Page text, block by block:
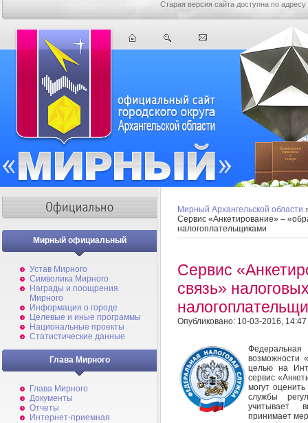
Старая версия сайта доступна по адресу
Мирный официальный
Устав Мирного
Символика Мирного
Награды и поощрения
Мирного
Информация о городе
Целевые и иные программы
Национальные проекты
Статистические данные
Глава Мирного
Глава Мирного
Документы
Отчеты
Интернет-приемная
Мирный Архангельской области
Сервис «Анкетирование» –
налогоплательщиками
Сервис
связь»
Опубликовано: 10-03-2016, 14:47
возможности
целью на
сервис
могут
службы
учитывает
принимает